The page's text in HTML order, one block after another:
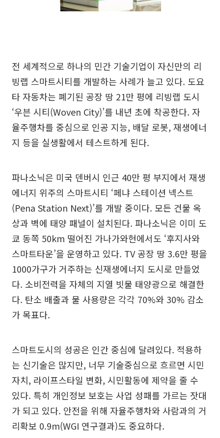
전 세계적으로 하나의 민간 기술기업이 자신만의 리
빙랩 스마트시티를 개발하는 사례가 늘고 있다. 도요
타 자동차는 폐기된 공장 땅 21만 평에 리빙랩 도시
‘우븐 시티(Woven City)’를 내년 초에 착공한다. 자
율주행차를 중심으로 인공 지능, 배달 로봇, 재생에너
지 등을 실생활에서 테스트하게 된다.
파나소닉은 미국 덴버시 인근 40만 평 부지에서 재생
에너지 위주의 스마트시티 ‘페냐 스테이션 넥스트
(Pena Station Next)’를 개발 중이다. 모든 건물 옥
상과 벽에 태양 패널이 설치된다. 파나소닉은 이미 도
쿄 동쪽 50km 떨어진 가나가와현에서도 ‘후지사와
스마트타운’을 운영하고 있다. TV 공장 땅 3.6만 평을
1000가구가 거주하는 신재생에너지 도시로 만들었
다. 소비전력을 자체의 지열 빗물 태양광으로 해결한
다. 탄소 배출과 물 사용량은 각각 70%와 30% 감소
가 목표다.
스마트도시의 성공은 인간 중심에 달려있다. 적용하
는 신기술은 많지만, 너무 기술중심으로 흐르면 시민
자치, 라이프스타일 변화, 시민활동에 제약을 줄 수
있다. 특히 개인정보 보호는 사업 성패를 가르는 잣대
가 되고 있다. 안전을 위해 자율주행차와 사람과의 거
리확보 0.9m(WGI 연구결과)도 중요하다.